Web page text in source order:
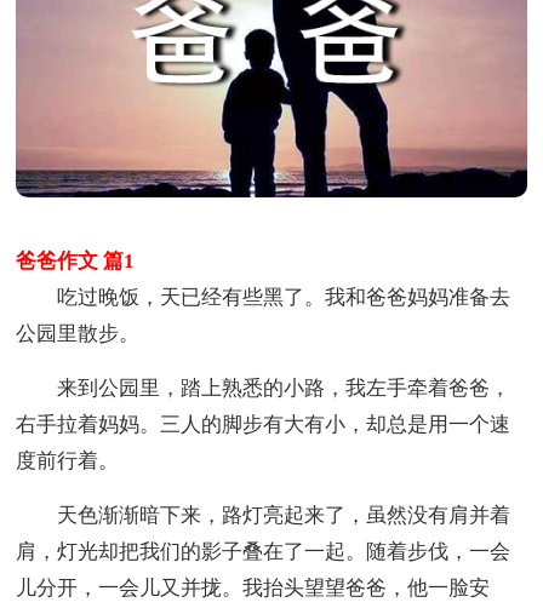
爸爸作文 篇1
吃过晚饭，天已经有些黑了。我和爸爸妈妈准备去
公园里散步。
来到公园里，踏上熟悉的小路，我左手牵着爸爸，
右手拉着妈妈。三人的脚步有大有小，却总是用一个速
度前行着。
天色渐渐暗下来，路灯亮起来了，虽然没有肩并着
肩，灯光却把我们的影子叠在了一起。随着步伐，一会
儿分开，一会儿又并拢。我抬头望望爸爸，他一脸安